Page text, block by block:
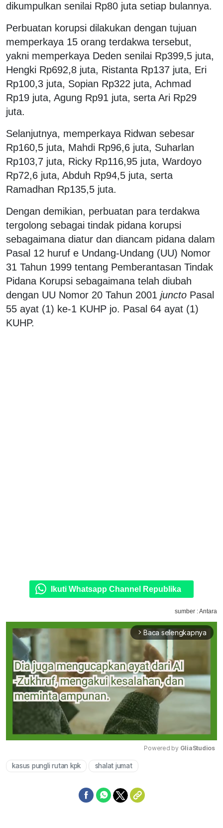
dikumpulkan senilai Rp80 juta setiap bulannya.
Perbuatan korupsi dilakukan dengan tujuan
memperkaya 15 orang terdakwa tersebut,
yakni memperkaya Deden senilai Rp399,5 juta,
Hengki Rp692,8 juta, Ristanta Rp137 juta, Eri
Rp100,3 juta, Sopian Rp322 juta, Achmad
Rp19 juta, Agung Rp91 juta, serta Ari Rp29
juta.
Selanjutnya, memperkaya Ridwan sebesar
Rp160,5 juta, Mahdi Rp96,6 juta, Suharlan
Rp103,7 juta, Ricky Rp116,95 juta, Wardoyo
Rp72,6 juta, Abduh Rp94,5 juta, serta
Ramadhan Rp135,5 juta.
Dengan demikian, perbuatan para terdakwa
tergolong sebagai tindak pidana korupsi
sebagaimana diatur dan diancam pidana dalam
Pasal 12 huruf e Undang-Undang (UU) Nomor
31 Tahun 1999 tentang Pemberantasan Tindak
Pidana Korupsi sebagaimana telah diubah
dengan UU Nomor 20 Tahun 2001 juncto Pasal
55 ayat (1) ke-1 KUHP jo. Pasal 64 ayat (1)
KUHP.
Ikuti Whatsapp Channel Republika
sumber : Antara
arrow_forward_ios Baca selengkapnya
Powered by GliaStudios
kasus pungli rutan kpk shalat jumat